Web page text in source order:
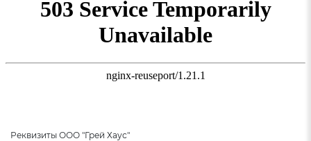
Реквизиты ООО "Грей Хаус"